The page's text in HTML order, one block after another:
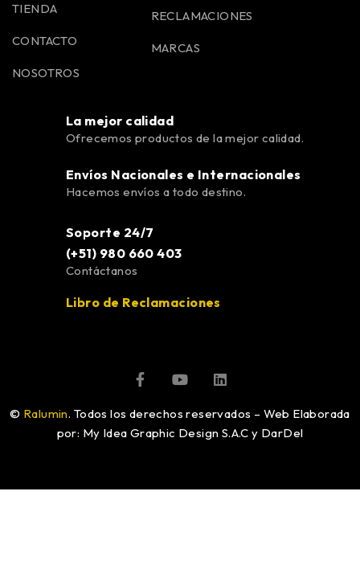
TIENDA
CONTACTO
NOSOTROS
RECLAMACIONES
MARCAS
La mejor calidad
Ofrecemos productos de la mejor calidad.
Envíos Nacionales e Internacionales
Hacemos envíos a todo destino.
Soporte 24/7
(+51) 980 660 403
Contáctanos
Libro de Reclamaciones
© Ralumin. Todos los derechos reservados – Web Elaborada
por: My Idea Graphic Design S.A.C y DarDel